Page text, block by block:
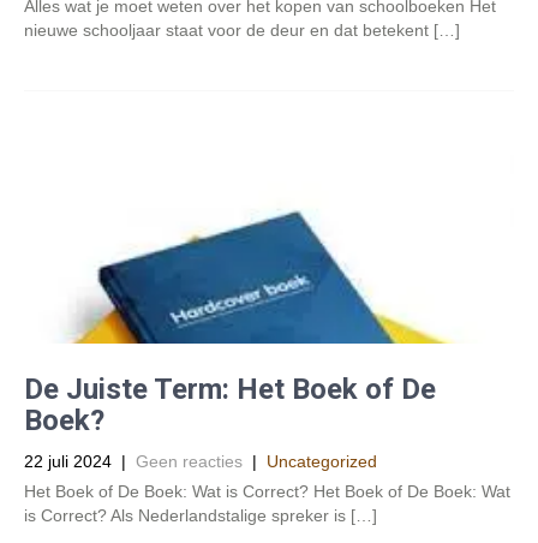
Alles wat je moet weten over het kopen van schoolboeken Het
nieuwe schooljaar staat voor de deur en dat betekent […]
De Juiste Term: Het Boek of De
Boek?
22 juli 2024 | Geen reacties | Uncategorized
Het Boek of De Boek: Wat is Correct? Het Boek of De Boek: Wat
is Correct? Als Nederlandstalige spreker is […]